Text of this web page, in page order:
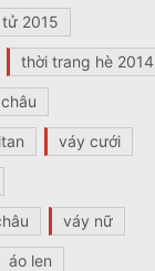
2015
thời trang hè 2014
váy cưới
váy nữ
áo len